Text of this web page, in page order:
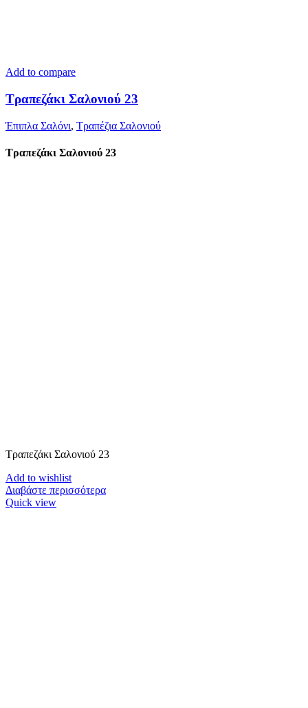
Add to compare
Τραπεζάκι Σαλονιού 23
Έπιπλα Σαλόνι, Τραπέζια Σαλονιού
Τραπεζάκι Σαλονιού 23
Τραπεζάκι Σαλονιού 23
Add to wishlist
Διαβάστε περισσότερα
Quick view